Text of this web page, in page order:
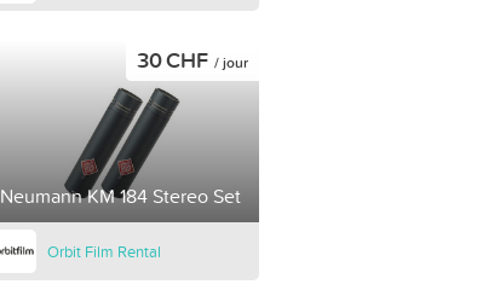
Neumann KM 184 Stereo Set
30 CHF / jour
Orbit Film Rental